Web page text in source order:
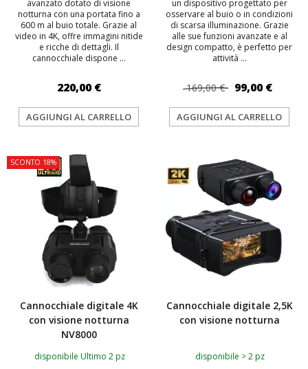
avanzato dotato di visione
notturna con una portata fino a
600 m al buio totale. Grazie al
video in 4K, offre immagini nitide
e ricche di dettagli. Il
cannocchiale dispone ...
220,00 €
AGGIUNGI AL CARRELLO
un dispositivo progettato per
osservare al buio o in condizioni
di scarsa illuminazione. Grazie
alle sue funzioni avanzate e al
design compatto, è perfetto per
attività ...
169,00 € 99,00 €
AGGIUNGI AL CARRELLO
SCONTO 18%
Cannocchiale digitale 4K
con visione notturna
NV8000
disponibile Ultimo 2 pz
Cannocchiale digitale 2,5K
con visione notturna
disponibile > 2 pz